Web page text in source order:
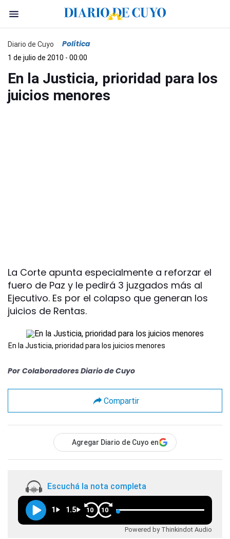
Diario de Cuyo Política
1 de julio de 2010 - 00:00
En la Justicia, prioridad para los
juicios menores
La Corte apunta especialmente a reforzar el
fuero de Paz y le pedirá 3 juzgados más al
Ejecutivo. Es por el colapso que generan los
juicios de Rentas.
En la Justicia, prioridad para los juicios menores
Por Colaboradores Diario de Cuyo
Compartir
Agregar Diario de Cuyo en
Escuchá la nota completa
1 1.5 10 10
Powered by Thinkindot Audio